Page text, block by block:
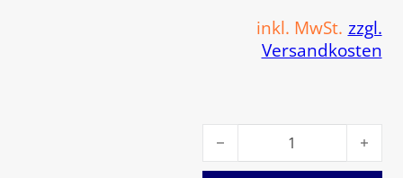
inkl. MwSt. zzgl.
Versandkosten
Viessmann Dichtung